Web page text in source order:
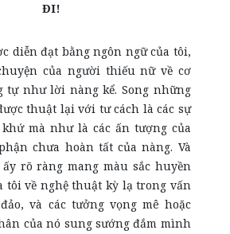
ĐI!
đạt bằng ngôn ngữ của tôi,
của người thiếu nữ về cơ
tự như lời nàng kể. Song những
thuật lại với tư cách là các sự
mà như là các ấn tượng của
chưa hoàn tất của nàng. Và
rõ ràng mang màu sắc huyền
tôi về nghệ thuật kỳ lạ trong vấn
và các tưởng vọng mê hoặc
của nó sung sướng đắm mình